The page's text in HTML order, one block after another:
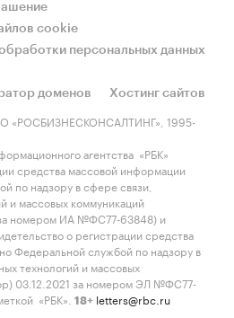
cookie
персональных данных
доменов
Хостинг сайтов
«РОСБИЗНЕСКОНСАЛТИНГ», 1995-
агентства «РБК»
средства массовой информации
по надзору в сфере связи,
и массовых коммуникаций
номером ИА №ФС77-63848) и
о регистрации средства
Федеральной службой по надзору в
технологий и массовых
03.12.2021 за номером ЭЛ №ФС77-
«РБК».
18+ letters@rbc.ru